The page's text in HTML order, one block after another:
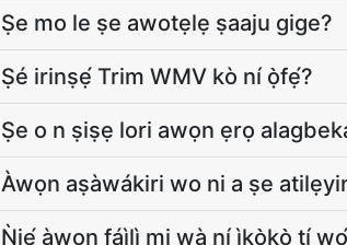
Ṣe mo le ṣe awotẹlẹ ṣaaju gige?
Ṣé irinṣẹ́ Trim WMV kò ní ọ̀fẹ́?
Ṣe o n ṣiṣẹ lori awọn ẹrọ
Àwọn aṣàwákiri wo ni a ṣe
Ǹjẹ́ àwọn fáìlì mi wà ní ìkọ̀kọ̀ tí